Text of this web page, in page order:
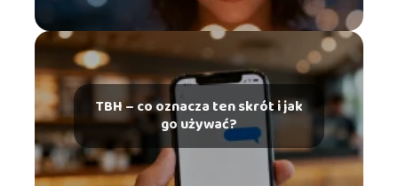
TBH – co oznacza ten skrót i jak
go używać?